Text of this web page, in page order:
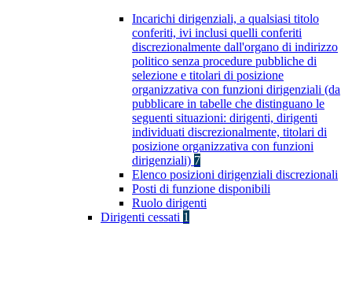
Incarichi dirigenziali, a qualsiasi titolo
conferiti, ivi inclusi quelli conferiti
discrezionalmente dall'organo di indirizzo
politico senza procedure pubbliche di
selezione e titolari di posizione
organizzativa con funzioni dirigenziali (da
pubblicare in tabelle che distinguano le
seguenti situazioni: dirigenti, dirigenti
individuati discrezionalmente, titolari di
posizione organizzativa con funzioni
dirigenziali) 7
Elenco posizioni dirigenziali discrezionali
Posti di funzione disponibili
Ruolo dirigenti
Dirigenti cessati 1